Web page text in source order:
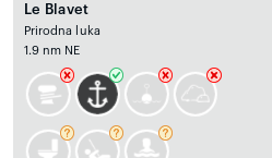
Le Blavet
Prirodna luka
1.9 nm NE